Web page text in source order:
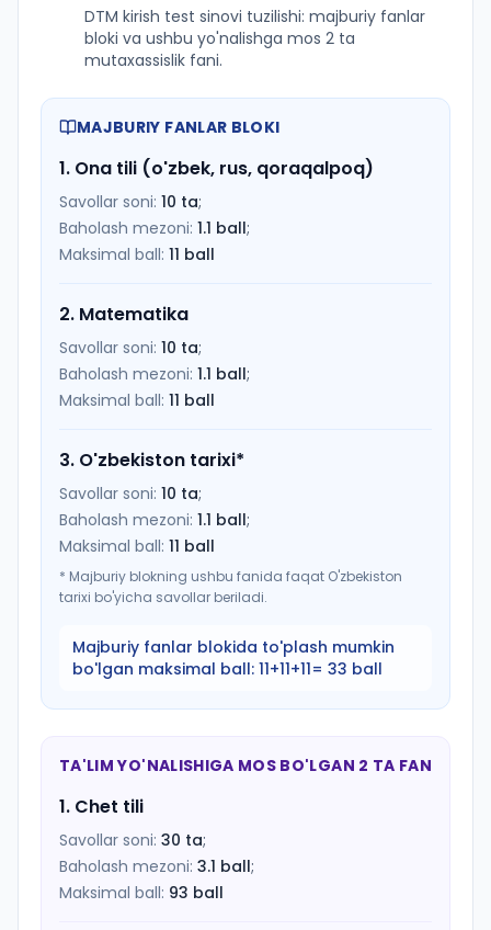
DTM kirish test sinovi tuzilishi: majburiy fanlar
bloki va ushbu yo'nalishga mos 2 ta
mutaxassislik fani.
MAJBURIY FANLAR BLOKI
1. Ona tili (o'zbek, rus, qoraqalpoq)
Savollar soni: 10 ta;
Baholash mezoni: 1.1 ball;
Maksimal ball: 11 ball
2. Matematika
Savollar soni: 10 ta;
Baholash mezoni: 1.1 ball;
Maksimal ball: 11 ball
3. O'zbekiston tarixi*
Savollar soni: 10 ta;
Baholash mezoni: 1.1 ball;
Maksimal ball: 11 ball
* Majburiy blokning ushbu fanida faqat O'zbekiston
tarixi bo'yicha savollar beriladi.
Majburiy fanlar blokida to'plash mumkin
bo'lgan maksimal ball: 11+11+11= 33 ball
TA'LIM YO'NALISHIGA MOS BO'LGAN 2 TA FAN
1. Chet tili
Savollar soni: 30 ta;
Baholash mezoni: 3.1 ball;
Maksimal ball: 93 ball